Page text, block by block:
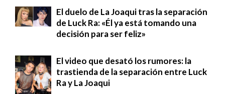
El duelo de La Joaqui tras la separación
de Luck Ra: «Él ya está tomando una
decisión para ser feliz»
El video que desató los rumores: la
trastienda de la separación entre Luck
Ra y La Joaqui